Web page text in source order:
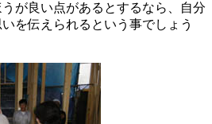
が良い点があるとするなら、自分
を伝えられるという事でしょう